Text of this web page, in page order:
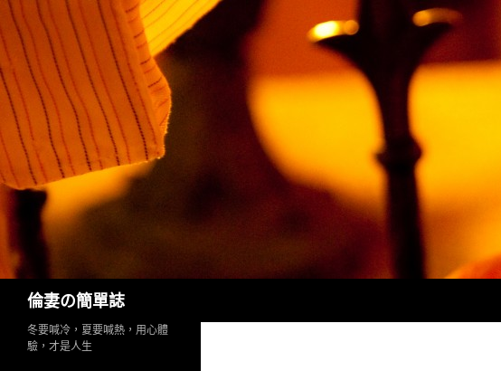
倫妻の簡單誌
Search
冬要喊冷，夏要喊熱，用心體
驗，才是人生